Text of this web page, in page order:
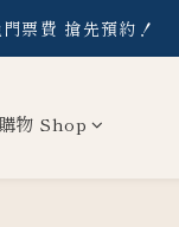
票費 搶先預約！
票費 搶先預約！
票費 搶先預約！
物 Shop